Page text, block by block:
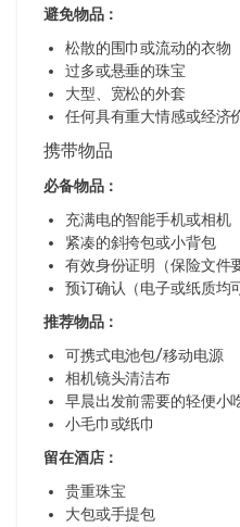
避免物品：
松散的围巾或流动的衣物
过多或悬垂的珠宝
大型、宽松的外套
任何具有重大情感或经济
携带物品
必备物品：
充满电的智能手机或相机
紧凑的斜挎包或小背包
有效身份证明（保险文件
预订确认（电子或纸质均
推荐物品：
可携式电池包/移动电源
相机镜头清洁布
早晨出发前需要的轻便小
小毛巾或纸巾
留在酒店：
贵重珠宝
大包或手提包